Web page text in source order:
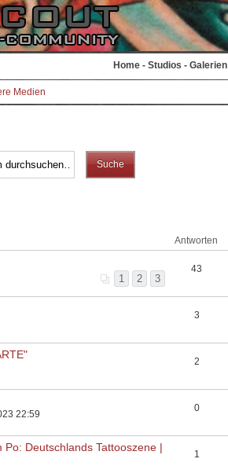
Home - Studios - Galerien
Medien
Antworten
1 2 3
43
3
2
22:59
0
Deutschlands Tattooszene |
1